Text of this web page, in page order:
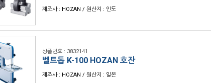
제조사 : HOZAN / 원산지 : 인도
상품번호 : 3832141
벨트톱 K-100 HOZAN 호잔
제조사 : HOZAN / 원산지 : 일본